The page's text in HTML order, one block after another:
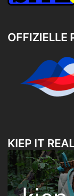
OFFIZIELLE
KIEP IT